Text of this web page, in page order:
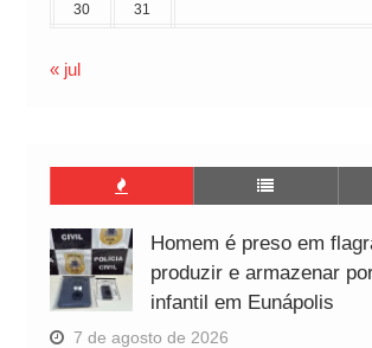
30
31
« jul
Homem é preso em
produzir e armazenar
infantil em Eunápolis
7 de agosto de 2026